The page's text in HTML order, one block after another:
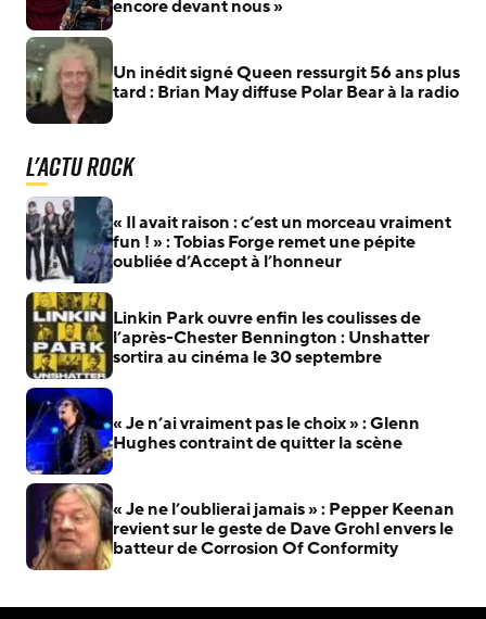
encore devant nous »
Un inédit signé Queen ressurgit 56 ans plus
tard : Brian May diffuse Polar Bear à la radio
L'actu Rock
« Il avait raison : c’est un morceau vraiment
fun ! » : Tobias Forge remet une pépite
oubliée d’Accept à l’honneur
Linkin Park ouvre enfin les coulisses de
l’après-Chester Bennington : Unshatter
sortira au cinéma le 30 septembre
« Je n’ai vraiment pas le choix » : Glenn
Hughes contraint de quitter la scène
« Je ne l’oublierai jamais » : Pepper Keenan
revient sur le geste de Dave Grohl envers le
batteur de Corrosion Of Conformity